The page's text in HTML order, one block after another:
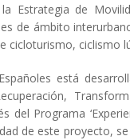
de
de ámbito
cicloturismo, ciclismo
está
del Programa
de este proyecto,